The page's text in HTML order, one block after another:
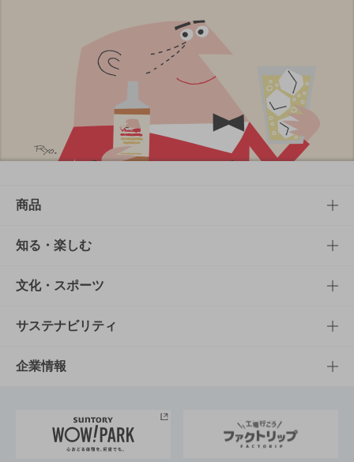
商品
商品TOP
商品一覧
商品発売情報
栄養成分一覧
知る・楽しむ
知る・楽しむTOP
キャンペーン
工場見学
地域情報
文化・スポーツ
文化・スポーツTOP
サントリーホール
サントリーサンバーズ大阪
サステナビリティ
サステナビリティTOP
サントリーが考えるサステナビリティ経営
企業情報
企業概要